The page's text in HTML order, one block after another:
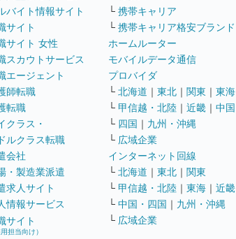
バイト情報サイト
サイト
サイト 女性
スカウトサービス
エージェント
師転職
転職
クラス・
ルクラス転職
会社
・製造業派遣
求人サイト
情報サービス
サイト
用担当向け）
└ 携帯キャリア
└ 携帯キャリア格安ブランド
ホームルーター
モバイルデータ通信
プロバイダ
└ 北海道 ｜ 東北 ｜ 関東 ｜ 東海
└ 甲信越・北陸 ｜ 近畿 ｜ 中国
└ 四国 ｜ 九州・沖縄
└ 広域企業
インターネット回線
└ 北海道 ｜ 東北 ｜ 関東
└ 甲信越・北陸 ｜ 東海 ｜ 近畿
└ 中国・四国 ｜ 九州・沖縄
└ 広域企業